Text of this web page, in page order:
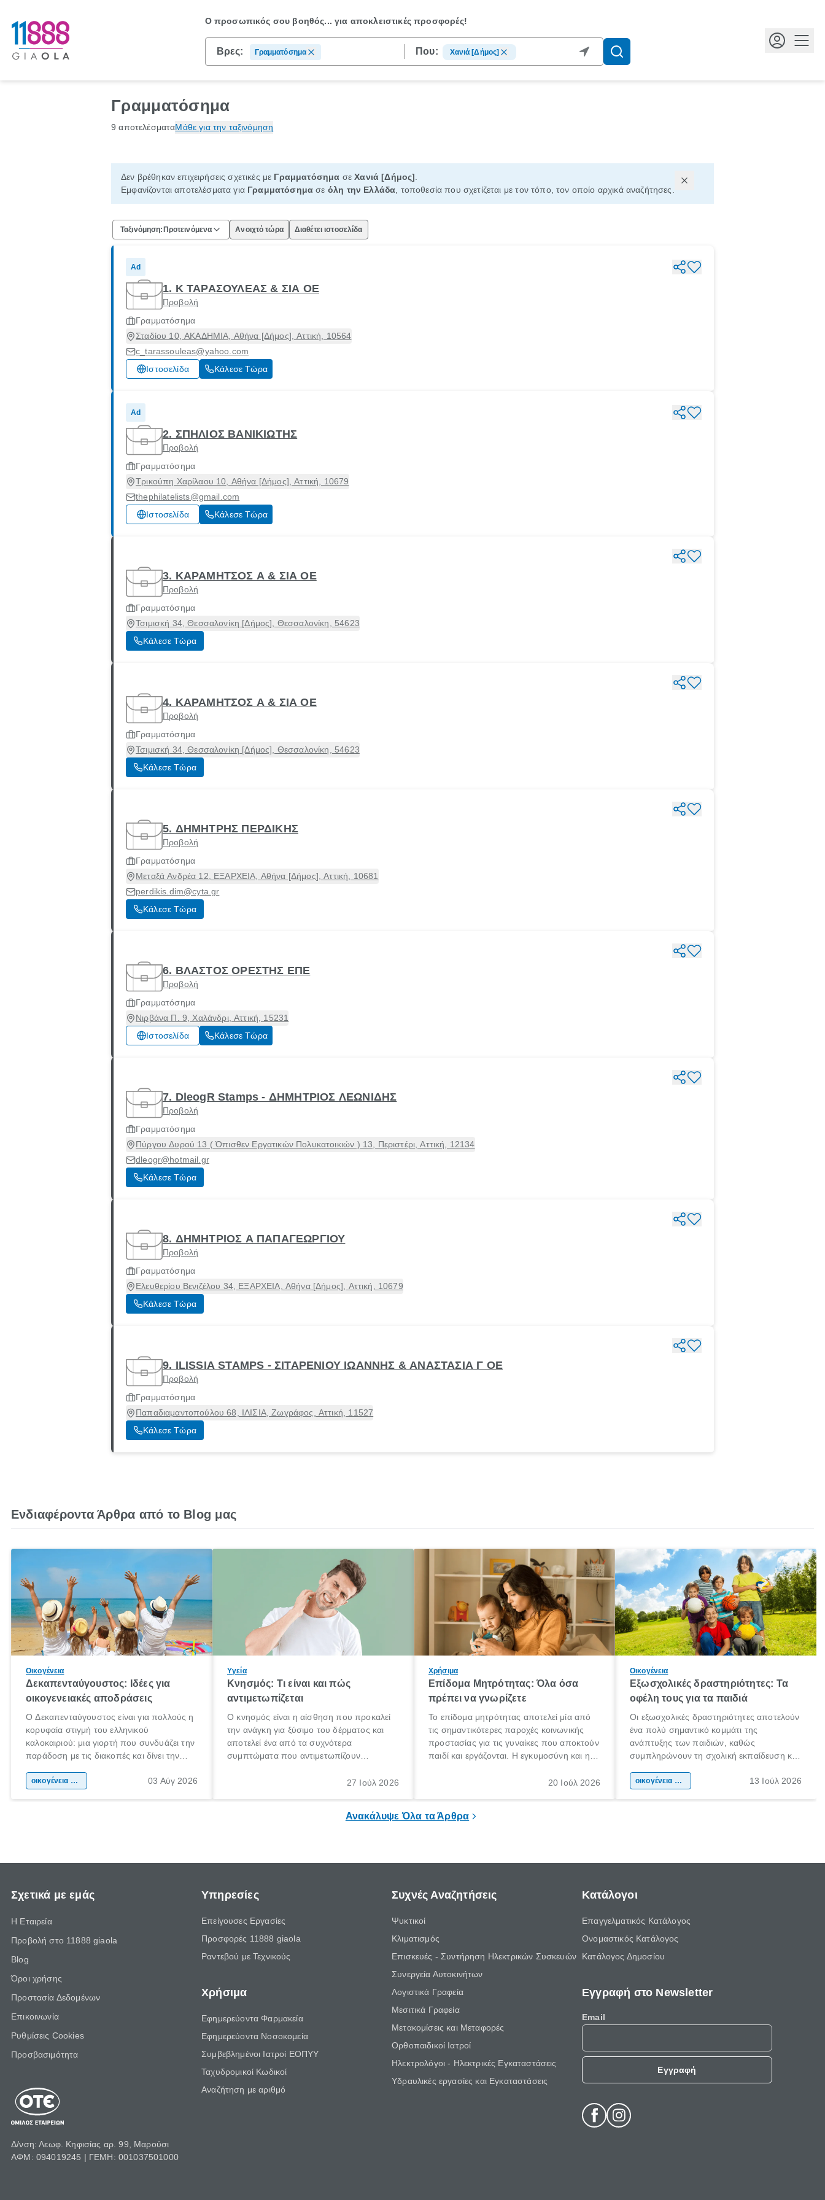
Ο προσωπικός σου βοηθός...για αποκλειστικές προσφορές!
Βρες: Γραμματόσημα Που: Χανιά [Δήμος]
Γραμματόσημα
9 αποτελέσματαΜάθε για την ταξινόμηση
Δεν βρέθηκαν επιχειρήσεις σχετικές με Γραμματόσημα σεΧανιά [Δήμος]
Εμφανίζονται αποτελέσματα για Γραμματόσημα σε όλη την Ελλάδα , τοποθεσία που σχετίζεται με τον τόπο, τον οποίο αρχικά αναζήτησες.
Ταξινόμηση: Προτεινόμενα Ανοιχτό τώρα Διαθέτει ιστοσελίδα
Ad
1. Κ ΤΑΡΑΣΟΥΛΕΑΣ & ΣΙΑ ΟΕ
Προβολή
Γραμματόσημα
Σταδίου 10, ΑΚΑΔΗΜΙΑ, Αθήνα [Δήμος], Αττική, 10564
c_tarassouleas@yahoo.com
Ιστοσελίδα
Κάλεσε Τώρα
Ad
2. ΣΠΗΛΙΟΣ ΒΑΝΙΚΙΩΤΗΣ
Προβολή
Γραμματόσημα
Τρικούπη Χαρίλαου 10, Αθήνα [Δήμος], Αττική, 10679
thephilatelists@gmail.com
Ιστοσελίδα
Κάλεσε Τώρα
3. ΚΑΡΑΜΗΤΣΟΣ Α & ΣΙΑ ΟΕ
Προβολή
Γραμματόσημα
Τσιμισκή 34, Θεσσαλονίκη [Δήμος], Θεσσαλονίκη, 54623
Κάλεσε Τώρα
4. ΚΑΡΑΜΗΤΣΟΣ A & ΣΙΑ ΟΕ
Προβολή
Γραμματόσημα
Τσιμισκή 34, Θεσσαλονίκη [Δήμος], Θεσσαλονίκη, 54623
Κάλεσε Τώρα
5. ΔΗΜΗΤΡΗΣ ΠΕΡΔΙΚΗΣ
Προβολή
Γραμματόσημα
Μεταξά Ανδρέα 12, ΕΞΑΡΧΕΙΑ, Αθήνα [Δήμος], Αττική, 10681
perdikis.dim@cyta.gr
Κάλεσε Τώρα
6. ΒΛΑΣΤΟΣ ΟΡΕΣΤΗΣ ΕΠΕ
Προβολή
Γραμματόσημα
Νιρβάνα Π. 9, Χαλάνδρι, Αττική, 15231
Ιστοσελίδα
Κάλεσε Τώρα
7. DleogR Stamps - ΔΗΜΗΤΡΙΟΣ ΛΕΩΝΙΔΗΣ
Προβολή
Γραμματόσημα
Πύργου Δυρού 13 ( Όπισθεν Εργατικών Πολυκατοικιών ) 13, Περιστέρι, Αττική, 12134
dleogr@hotmail.gr
Κάλεσε Τώρα
8. ΔΗΜΗΤΡΙΟΣ Α ΠΑΠΑΓΕΩΡΓΙΟΥ
Προβολή
Γραμματόσημα
Ελευθερίου Βενιζέλου 34, ΕΞΑΡΧΕΙΑ, Αθήνα [Δήμος], Αττική, 10679
Κάλεσε Τώρα
9. ILISSIA STAMPS - ΣΙΤΑΡΕΝΙΟΥ ΙΩΑΝΝΗΣ & ΑΝΑΣΤΑΣΙΑ Γ ΟΕ
Προβολή
Γραμματόσημα
Παπαδιαμαντοπούλου 68, ΙΛΙΣΙΑ, Ζωγράφος, Αττική, 11527
Κάλεσε Τώρα
Ενδιαφέροντα Άρθρα από το Blog μας
Οικογένεια
Δεκαπενταύγουστος: Ιδέες για
οικογενειακές αποδράσεις
Ο Δεκαπενταύγουστος είναι για πολλούς η
κορυφαία στιγμή του ελληνικού
καλοκαιριού: μια γιορτή που συνδυάζει την
παράδοση με τις διακοπές και δίνει την
χώρας. Είτε πρόκειται για λίγες μέρες
οικογένεια & παιδί 03 Αύγ 2026
Υγεία
Κνησμός: Τι είναι και πώς
αντιμετωπίζεται
Ο κνησμός είναι η αίσθηση που προκαλεί
την ανάγκη για ξύσιμο του δέρματος και
αποτελεί ένα από τα συχνότερα
συμπτώματα που αντιμετωπίζουν
πληροφορίες για το «κνησμός τι είναι»,
27 Ιούλ 2026
Χρήσιμα
Επίδομα Μητρότητας: Όλα όσα
πρέπει να γνωρίζετε
Το επίδομα μητρότητας αποτελεί μία από
τις σημαντικότερες παροχές κοινωνικής
προστασίας για τις γυναίκες που αποκτούν
παιδί και εργάζονται. Η εγκυμοσύνη και η
σημαντική περίοδος στη ζωή κάθε20 Ιούλ 2026
Οικογένεια
Εξωσχολικές δραστηριότητες: Τα
οφέλη τους για τα παιδιά
Οι εξωσχολικές δραστηριότητες αποτελούν
ένα πολύ σημαντικό κομμάτι της
ανάπτυξης των παιδιών, καθώς
συμπληρώνουν τη σχολική εκπαίδευση και
της προσωπικότητας, της κοινωνικότητας
οικογένεια & παιδί 13 Ιούλ 2026
Ανακάλυψε Όλα τα Άρθρα
Σχετικά με εμάς
Η Εταιρεία
Προβολή στο 11888 giaola
Blog
Όροι χρήσης
Προστασία Δεδομένων
Επικοινωνία
Ρυθμίσεις Cookies
Προσβασιμότητα
Δ/νση: Λεωφ. Κηφισίας αρ. 99, Μαρούσι
ΑΦΜ: 094019245 | ΓΕΜΗ: 001037501000
Υπηρεσίες
Επείγουσες Εργασίες
Προσφορές 11888 giaola
Ραντεβού με Τεχνικούς
Χρήσιμα
Εφημερεύοντα Φαρμακεία
Εφημερεύοντα Νοσοκομεία
Συμβεβλημένοι Ιατροί ΕΟΠΥΥ
Ταχυδρομικοί Κωδικοί
Αναζήτηση με αριθμό
Συχνές Αναζητήσεις
Ψυκτικοί
Κλιματισμός
Επισκευές - Συντήρηση Ηλεκτρικών Συσκευών
Συνεργεία Αυτοκινήτων
Λογιστικά Γραφεία
Μεσιτικά Γραφεία
Μετακομίσεις και Μεταφορές
Ορθοπαιδικοί Ιατροί
Ηλεκτρολόγοι - Ηλεκτρικές Εγκαταστάσεις
Υδραυλικές εργασίες και Εγκαταστάσεις
Κατάλογοι
Επαγγελματικός Κατάλογος
Ονομαστικός Κατάλογος
Κατάλογος Δημοσίου
Εγγραφή στο Newsletter
Email
Εγγραφή